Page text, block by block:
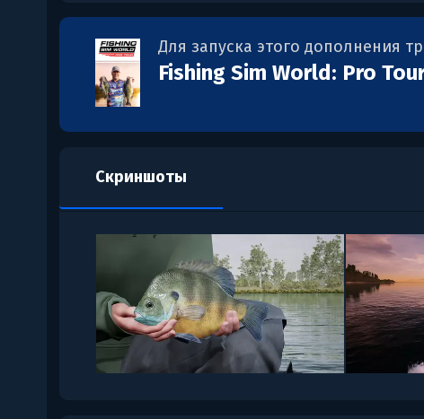
Для запуска этого дополнения
Fishing Sim World: Pro
Скриншоты